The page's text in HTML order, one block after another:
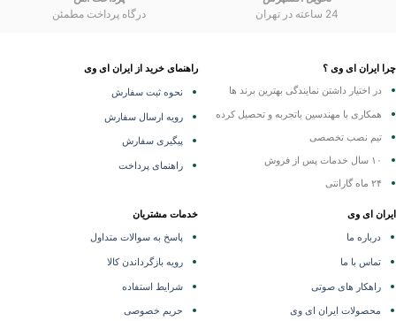
24 ساعته در تهران
درگاه پرداخت مطمئن
ایران ای وی ؟
در اختیار داشتن نمایندگیبهترین برند ها
همکاری با مهندسین باتجربه و تحصیل کرده
تیم نصب تخصصی
۲۴ ماه گارانتی
راهنمای خرید از ایران ای وی
نحوه ثبت سفارش
رویه ارسال سفارش
پیگیری سفارش
راهنمای پرداخت
ای وی
درباره ما
تماس با ما
راهکار های صوتی
محصولات ایران ای وی
خدمات مشتریان
پاسخ به سوالات متداول
رویه بازگرداندن کالا
شرایط استفاده
حریم خصوصی